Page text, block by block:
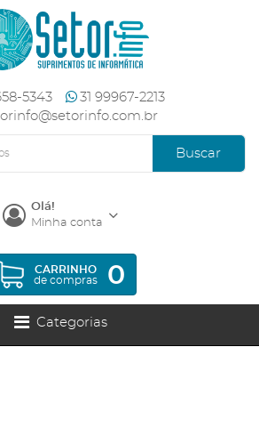
5343
31 99967-2213
Buscar
Olá!
Minha conta
CARRINHO
de compras
0
Categorias